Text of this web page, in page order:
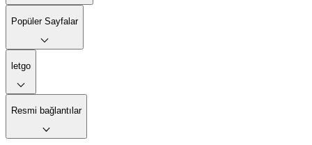
Popüler Sayfalar
letgo
Resmi bağlantılar